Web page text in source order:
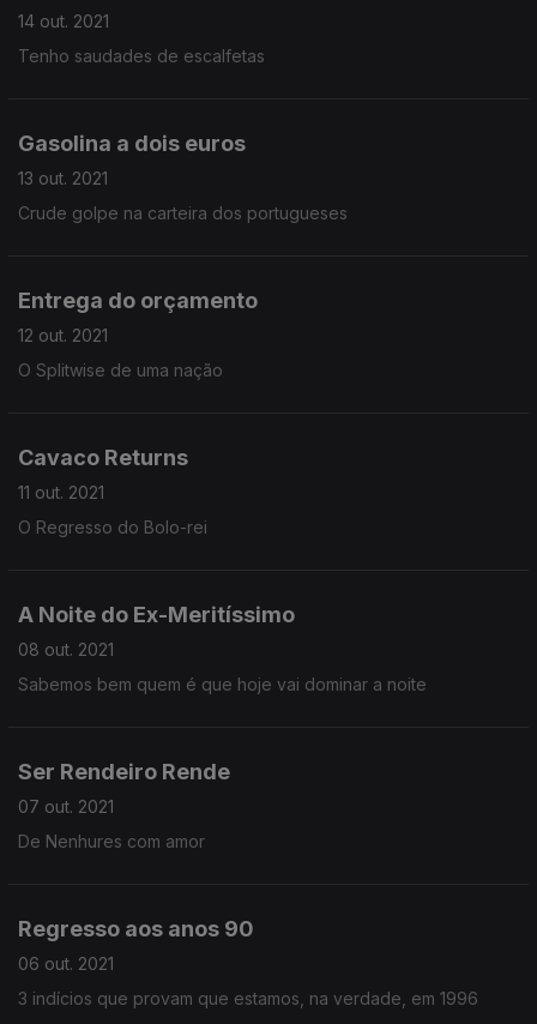
14 out. 2021
Tenho saudades de escalfetas
Gasolina a dois euros
13 out. 2021
Crude golpe na carteira dos portugueses
Entrega do orçamento
12 out. 2021
O Splitwise de uma nação
Cavaco Returns
11 out. 2021
O Regresso do Bolo-rei
A Noite do Ex-Meritíssimo
08 out. 2021
Sabemos bem quem é que hoje vai dominar a noite
Ser Rendeiro Rende
07 out. 2021
De Nenhures com amor
Regresso aos anos 90
06 out. 2021
3 indícios que provam que estamos, na verdade, em 1996